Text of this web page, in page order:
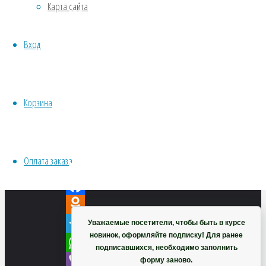
Карта сайта
Вход
Корзина
Оплата заказа
VK
Facebook
Odnoklassniki
Telegram
WhatsApp
Хвойники
ИНСТРУМЕНТЫ, ОБОРУДОВАНИЕ
Уважаемые посетители, чтобы быть в курсе
новинок, оформляйте подписку! Для ранее
подписавшихся, необходимо заполнить
форму заново.